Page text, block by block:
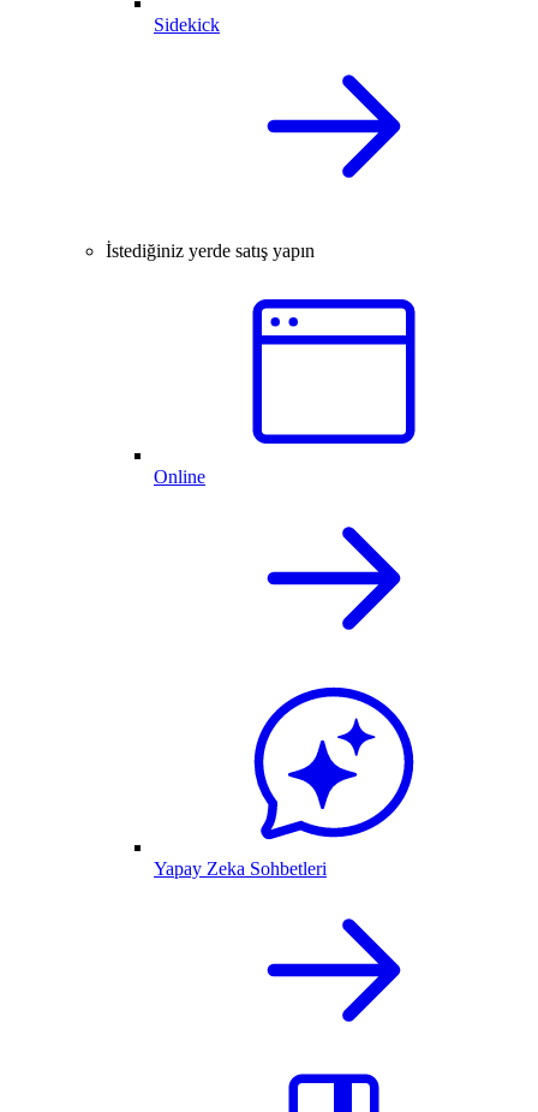
Sidekick
İstediğiniz yerde satış yapın
Online
Yapay Zeka Sohbetleri